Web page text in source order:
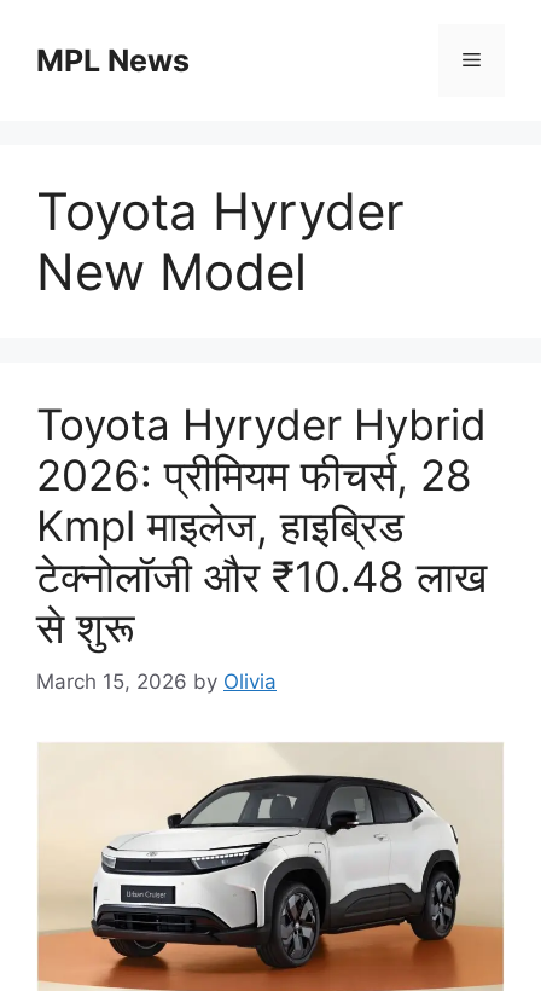
contentMPL News Menu
Toyota Hyryder
New Model
Toyota Hyryder Hybrid
2026: प्रीमियम फीचर्स, 28
Kmpl माइलेज, हाइब्रिड
टेक्नोलॉजी और ₹10.48 लाख
से शुरू
March 15, 2026 by Olivia